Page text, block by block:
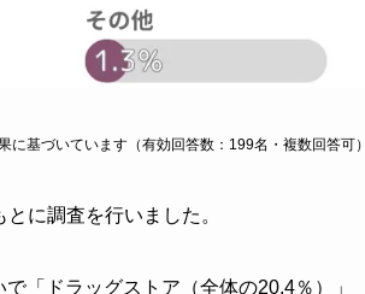
に基づいています（有効回答数：199名・複数回答可
に調査を行いました。
「ドラッグストア（全体の20.4％）」